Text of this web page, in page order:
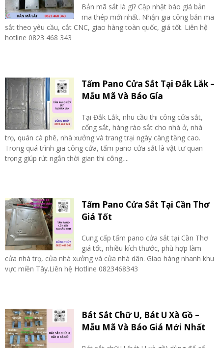
Bản mã sắt là gì? Cập nhật báo giá bản
mã thép mới nhất. Nhận gia công bản mã
sắt theo yêu cầu, cắt CNC, giao hàng toàn quốc, giá tốt. Liên hệ
hotline 0823 468 343
Tấm Pano Cửa Sắt Tại Đắk Lắk –
Mẫu Mã Và Báo Gía
Tại Đắk Lắk, nhu cầu thi công cửa sắt,
cổng sắt, hàng rào sắt cho nhà ở, nhà
trọ, quán cà phê, nhà xưởng và trang trại ngày càng tăng cao.
Trong quá trình gia công cửa, tấm pano cửa sắt là vật tư quan
trọng giúp rút ngắn thời gian thi công,...
Tấm Pano Cửa Sắt Tại Cần Thơ
Giá Tốt
Cung cấp tấm pano cửa sắt tại Cần Thơ
giá tốt, nhiều kích thước, phù hợp làm
cửa nhà trọ, cửa nhà xưởng và cửa nhà dân. Giao hàng nhanh khu
vực miền Tây.Liên hệ Hotline 0823468343
Bát Sắt Chữ U, Bát U Xà Gồ –
Mẫu Mã Và Báo Giá Mới Nhất